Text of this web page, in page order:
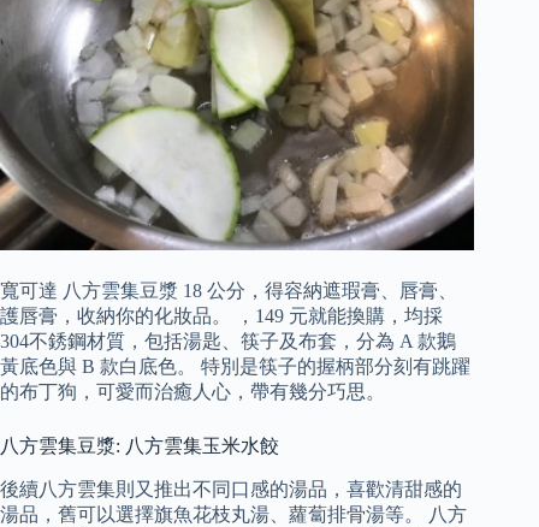
寬可達 八方雲集豆漿 18 公分，得容納遮瑕膏、唇膏、
護唇膏，收納你的化妝品。 ，149 元就能換購，均採
304不銹鋼材質，包括湯匙、筷子及布套，分為 A 款鵝
黃底色與 B 款白底色。 特別是筷子的握柄部分刻有跳躍
的布丁狗，可愛而治癒人心，帶有幾分巧思。
八方雲集豆漿: 八方雲集玉米水餃
後續八方雲集則又推出不同口感的湯品，喜歡清甜感的
湯品，舊可以選擇旗魚花枝丸湯、蘿蔔排骨湯等。 八方